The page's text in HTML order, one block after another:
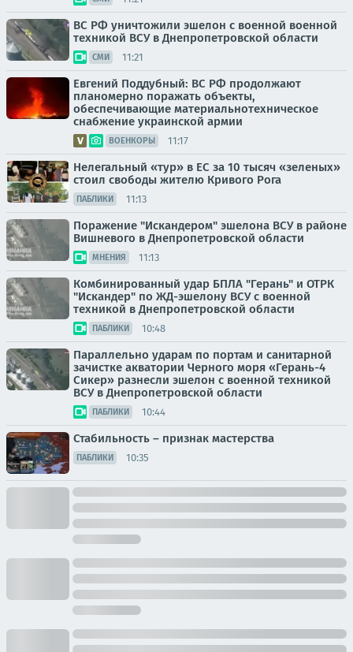
ВС РФ уничтожили эшелон с военной военной
техникой ВСУ в Днепропетровской области
СМИ 11:21
Евгений Поддубный: ВС РФ продолжают
планомерно поражать объекты,
обеспечивающие материальнотехническое
снабжение украинской армии
ВОЕНКОРЫ 11:17
Нелегальный «тур» в ЕС за 10 тысяч «зеленых»
стоил свободы жителю Кривого Рога
ПАБЛИКИ 11:13
Поражение "Искандером" эшелона ВСУ в районе
Вишневого в Днепропетровской области
МНЕНИЯ 11:13
Комбинированный удар БПЛА "Герань" и ОТРК
"Искандер" по ЖД-эшелону ВСУ с военной
техникой в Днепропетровской области
ПАБЛИКИ 10:48
Параллельно ударам по портам и санитарной
зачистке акватории Черного моря «Герань-4
Сикер» разнесли эшелон с военной техникой
ВСУ в Днепропетровской области
ПАБЛИКИ 10:44
Стабильность – признак мастерства
ПАБЛИКИ 10:35